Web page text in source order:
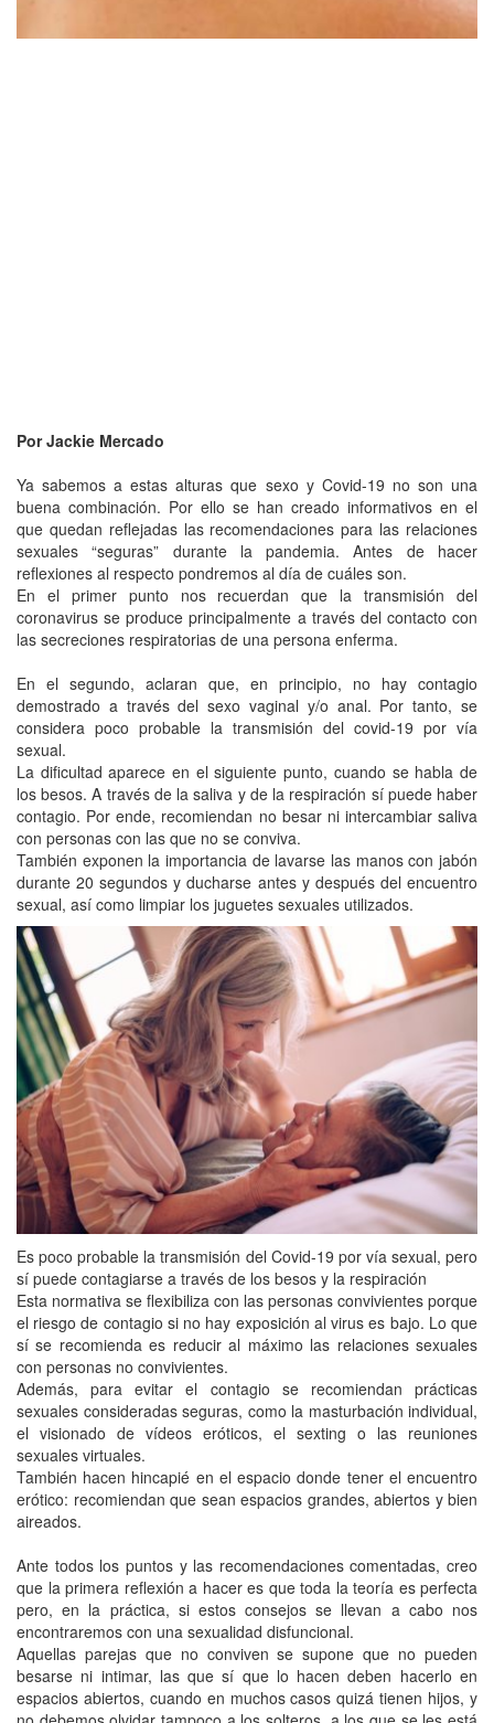
Por Jackie Mercado
Ya sabemos a estas alturas que sexo y Covid-19 no son una
buena combinación. Por ello se han creado informativos en el
que quedan reflejadas las recomendaciones para las relaciones
sexuales “seguras” durante la pandemia. Antes de hacer
reflexiones al respecto pondremos al día de cuáles son.
En el primer punto nos recuerdan que la transmisión del
coronavirus se produce principalmente a través del contacto con
las secreciones respiratorias de una persona enferma.
En el segundo, aclaran que, en principio, no hay contagio
demostrado a través del sexo vaginal y/o anal. Por tanto, se
considera poco probable la transmisión del covid-19 por vía
sexual.
La dificultad aparece en el siguiente punto, cuando se habla de
los besos. A través de la saliva y de la respiración sí puede haber
contagio. Por ende, recomiendan no besar ni intercambiar saliva
con personas con las que no se conviva.
También exponen la importancia de lavarse las manos con jabón
durante 20 segundos y ducharse antes y después del encuentro
sexual, así como limpiar los juguetes sexuales utilizados.
Es poco probable la transmisión del Covid-19 por vía sexual, pero
sí puede contagiarse a través de los besos y la respiración
Esta normativa se flexibiliza con las personas convivientes porque
el riesgo de contagio si no hay exposición al virus es bajo. Lo que
sí se recomienda es reducir al máximo las relaciones sexuales
con personas no convivientes.
Además, para evitar el contagio se recomiendan prácticas
sexuales consideradas seguras, como la masturbación individual,
el visionado de vídeos eróticos, el sexting o las reuniones
sexuales virtuales.
También hacen hincapié en el espacio donde tener el encuentro
erótico: recomiendan que sean espacios grandes, abiertos y bien
aireados.
Ante todos los puntos y las recomendaciones comentadas, creo
que la primera reflexión a hacer es que toda la teoría es perfecta
pero, en la práctica, si estos consejos se llevan a cabo nos
encontraremos con una sexualidad disfuncional.
Aquellas parejas que no conviven se supone que no pueden
besarse ni intimar, las que sí que lo hacen deben hacerlo en
espacios abiertos, cuando en muchos casos quizá tienen hijos, y